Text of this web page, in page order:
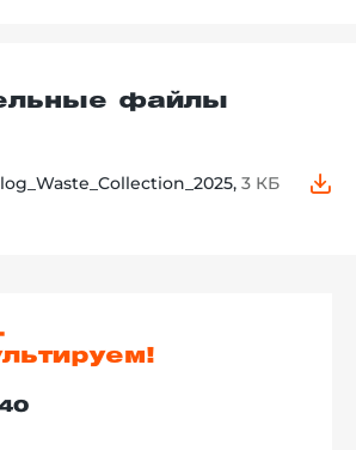
файлы
3 КБ